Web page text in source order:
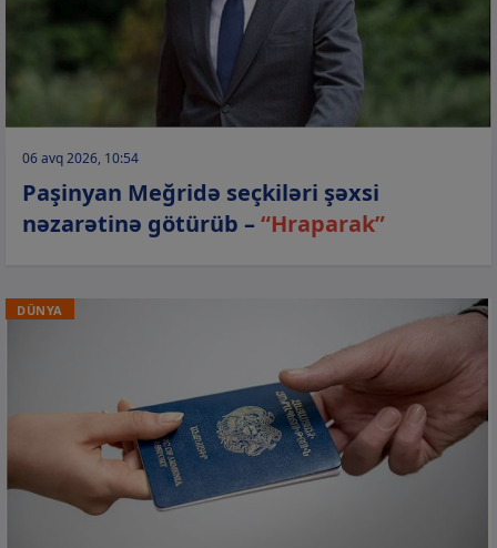
06 avq 2026, 10:54
Paşinyan Meğridə seçkiləri şəxsi
nəzarətinə götürüb –“Hraparak”
DÜNYA